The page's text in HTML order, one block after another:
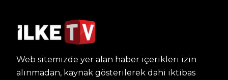
Web sitemizde yer alan haber içerikleri izin
alınmadan, kaynak gösterilerek dahi iktibas